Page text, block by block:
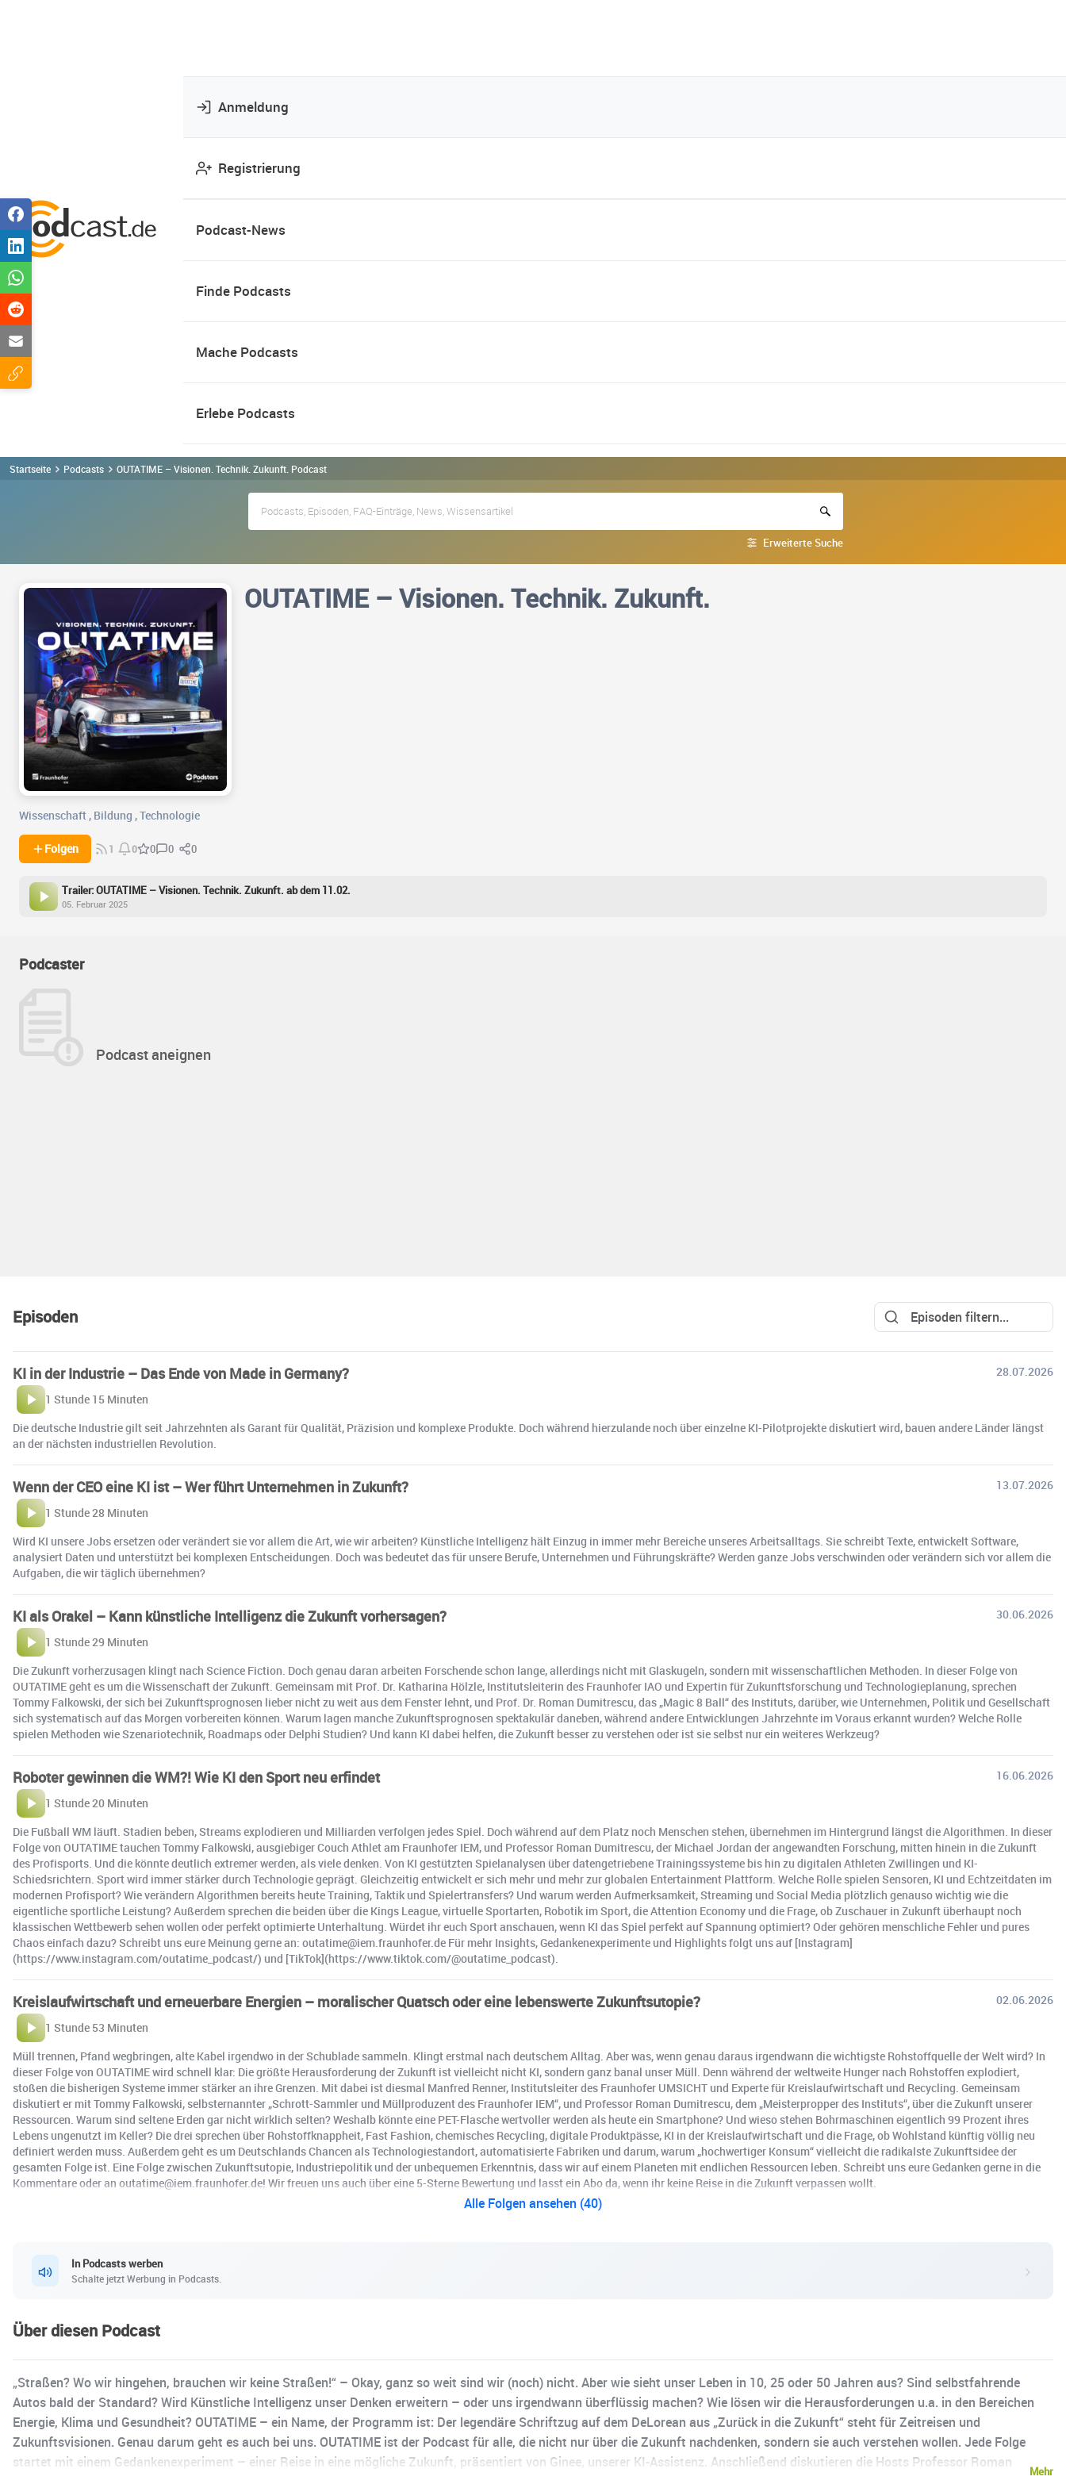
Anmeldung
Registrierung
Podcast-News
Finde Podcasts
Mache Podcasts
Erlebe Podcasts
Startseite Podcasts OUTATIME – Visionen. Technik. Zukunft. Podcast
Erweiterte Suche
OUTATIME – Visionen. Technik. Zukunft.
Wissenschaft , Bildung ,Technologie
Folgen 1 0 0 0 0
Trailer: OUTATIME – Visionen. Technik. Zukunft. ab dem 11.02.
05. Februar 2025
Podcaster
Podcast aneignen
Episoden
KI in der Industrie – Das Ende von Made in Germany?
28.07.2026
1 Stunde 15 Minuten
Die deutsche Industrie gilt seit Jahrzehnten als Garant für Qualität, Präzision und komplexe Produkte. Doch während hierzulande noch über einzelne KI-Pilotprojekte diskutiert wird, bauen andere Länder längst
an der nächsten industriellen Revolution.
Wenn der CEO eine KI ist – Wer führt Unternehmen in Zukunft?
13.07.2026
1 Stunde 28 Minuten
Wird KI unsere Jobs ersetzen oder verändert sie vor allem die Art, wie wir arbeiten? Künstliche Intelligenz hält Einzug in immer mehr Bereiche unseres Arbeitsalltags. Sie schreibt Texte, entwickelt Software,
analysiert Daten und unterstützt bei komplexen Entscheidungen. Doch was bedeutet das für unsere Berufe, Unternehmen und Führungskräfte? Werden ganze Jobs verschwinden oder verändern sich vor allem die
Aufgaben, die wir täglich übernehmen?
KI als Orakel – Kann künstliche Intelligenz die Zukunft vorhersagen?
30.06.2026
1 Stunde 29 Minuten
Die Zukunft vorherzusagen klingt nach Science Fiction. Doch genau daran arbeiten Forschende schon lange, allerdings nicht mit Glaskugeln, sondern mit wissenschaftlichen Methoden. In dieser Folge von
OUTATIME geht es um die Wissenschaft der Zukunft. Gemeinsam mit Prof. Dr. Katharina Hölzle, Institutsleiterin des Fraunhofer IAO und Expertin für Zukunftsforschung und Technologieplanung, sprechen
Tommy Falkowski, der sich bei Zukunftsprognosen lieber nicht zu weit aus dem Fenster lehnt, und Prof. Dr. Roman Dumitrescu, das „Magic 8 Ball“ des Instituts, darüber, wie Unternehmen, Politik und Gesellschaft
sich systematisch auf das Morgen vorbereiten können. Warum lagen manche Zukunftsprognosen spektakulär daneben, während andere Entwicklungen Jahrzehnte im Voraus erkannt wurden? Welche Rolle
spielen Methoden wie Szenariotechnik, Roadmaps oder Delphi Studien? Und kann KI dabei helfen, die Zukunft besser zu verstehen oder ist sie selbst nur ein weiteres Werkzeug?
Roboter gewinnen die WM?! Wie KI den Sport neu erfindet
16.06.2026
1 Stunde 20 Minuten
Die Fußball WM läuft. Stadien beben, Streams explodieren und Milliarden verfolgen jedes Spiel. Doch während auf dem Platz noch Menschen stehen, übernehmen im Hintergrund längst die Algorithmen. In dieser
Folge von OUTATIME tauchen Tommy Falkowski, ausgiebiger Couch Athlet am Fraunhofer IEM, und Professor Roman Dumitrescu, der Michael Jordan der angewandten Forschung, mitten hinein in die Zukunft
des Profisports. Und die könnte deutlich extremer werden, als viele denken. Von KI gestützten Spielanalysen über datengetriebene Trainingssysteme bis hin zu digitalen Athleten Zwillingen und KI-
Schiedsrichtern. Sport wird immer stärker durch Technologie geprägt. Gleichzeitig entwickelt er sich mehr und mehr zur globalen Entertainment Plattform. Welche Rolle spielen Sensoren, KI und Echtzeitdaten im
modernen Profisport? Wie verändern Algorithmen bereits heute Training, Taktik und Spielertransfers? Und warum werden Aufmerksamkeit, Streaming und Social Media plötzlich genauso wichtig wie die
eigentliche sportliche Leistung? Außerdem sprechen die beiden über die Kings League, virtuelle Sportarten, Robotik im Sport, die Attention Economy und die Frage, ob Zuschauer in Zukunft überhaupt noch
klassischen Wettbewerb sehen wollen oder perfekt optimierte Unterhaltung. Würdet ihr euch Sport anschauen, wenn KI das Spiel perfekt auf Spannung optimiert? Oder gehören menschliche Fehler und pures
Chaos einfach dazu? Schreibt uns eure Meinung gerne an: outatime@iem.fraunhofer.de Für mehr Insights, Gedankenexperimente und Highlights folgt uns auf [Instagram]
(https://www.instagram.com/outatime_podcast/) und [TikTok](https://www.tiktok.com/@outatime_podcast).
Kreislaufwirtschaft und erneuerbare Energien – moralischer Quatsch oder eine lebenswerte Zukunftsutopie?
02.06.2026
1 Stunde 53 Minuten
Müll trennen, Pfand wegbringen, alte Kabel irgendwo in der Schublade sammeln. Klingt erstmal nach deutschem Alltag. Aber was, wenn genau daraus irgendwann die wichtigste Rohstoffquelle der Welt wird? In
dieser Folge von OUTATIME wird schnell klar: Die größte Herausforderung der Zukunft ist vielleicht nicht KI, sondern ganz banal unser Müll. Denn während der weltweite Hunger nach Rohstoffen explodiert,
stoßen die bisherigen Systeme immer stärker an ihre Grenzen. Mit dabei ist diesmal Manfred Renner, Institutsleiter des Fraunhofer UMSICHT und Experte für Kreislaufwirtschaft und Recycling. Gemeinsam
diskutiert er mit Tommy Falkowski, selbsternannter „Schrott-Sammler und Müllproduzent des Fraunhofer IEM“, und Professor Roman Dumitrescu, dem „Meisterpropper des Instituts“, über die Zukunft unserer
Ressourcen. Warum sind seltene Erden gar nicht wirklich selten? Weshalb könnte eine PET-Flasche wertvoller werden als heute ein Smartphone? Und wieso stehen Bohrmaschinen eigentlich 99 Prozent ihres
Lebens ungenutzt im Keller? Die drei sprechen über Rohstoffknappheit, Fast Fashion, chemisches Recycling, digitale Produktpässe, KI in der Kreislaufwirtschaft und die Frage, ob Wohlstand künftig völlig neu
definiert werden muss. Außerdem geht es um Deutschlands Chancen als Technologiestandort, automatisierte Fabriken und darum, warum „hochwertiger Konsum“ vielleicht die radikalste Zukunftsidee der
gesamten Folge ist. Eine Folge zwischen Zukunftsutopie, Industriepolitik und der unbequemen Erkenntnis, dass wir auf einem Planeten mit endlichen Ressourcen leben. Schreibt uns eure Gedanken gerne in die
Kommentare oder an outatime@iem.fraunhofer.de! Wir freuen uns auch über eine 5-Sterne Bewertung und lasst ein Abo da, wenn ihr keine Reise in die Zukunft verpassen wollt.
Alle Folgen ansehen (40)
In Podcasts werben
Schalte jetzt Werbung in Podcasts.
Über diesen Podcast
„Straßen? Wo wir hingehen, brauchen wir keine Straßen!“ – Okay, ganz so weit sind wir (noch) nicht. Aber wie sieht unser Leben in 10, 25 oder 50 Jahren aus? Sind selbstfahrende
Autos bald der Standard? Wird Künstliche Intelligenz unser Denken erweitern – oder uns irgendwann überflüssig machen? Wie lösen wir die Herausforderungen u.a. in den Bereichen
Energie, Klima und Gesundheit? OUTATIME – ein Name, der Programm ist: Der legendäre Schriftzug auf dem DeLorean aus „Zurück in die Zukunft“ steht für Zeitreisen und
Zukunftsvisionen. Genau darum geht es auch bei uns. OUTATIME ist der Podcast für alle, die nicht nur über die Zukunft nachdenken, sondern sie auch verstehen wollen. Jede Folge
startet mit einem Gedankenexperiment – einer Reise in eine mögliche Zukunft, präsentiert von Ginee, unserer KI-Assistenz. Anschließend diskutieren die Hosts Professor Roman
Mehr